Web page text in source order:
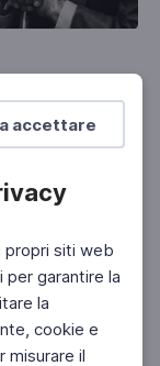
accettare
propri siti web
garantire la
la
cookie e
misurare il